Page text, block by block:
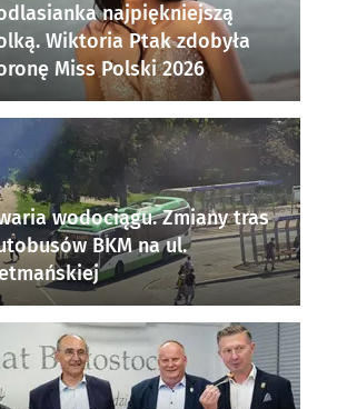
najpiękniejszą
Wiktoria Ptak zdobyła
Miss Polski 2026
wodociągu. Zmiany tras
BKM na ul.